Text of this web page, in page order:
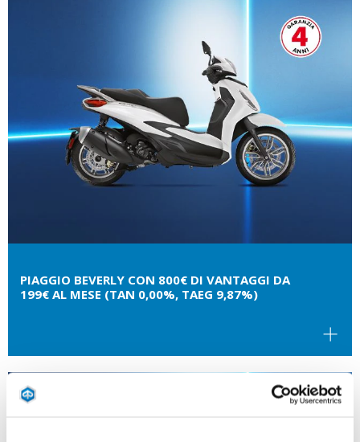
PIAGGIO BEVERLY CON 800€ DI VANTAGGI DA
199€ AL MESE (TAN 0,00%, TAEG 9,87%)